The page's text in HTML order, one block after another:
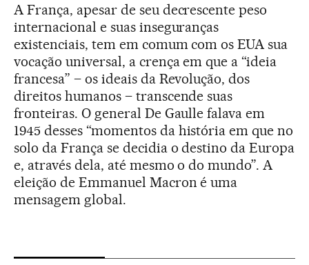
A França, apesar de seu decrescente peso
internacional e suas inseguranças
existenciais, tem em comum com os EUA sua
vocação universal, a crença em que a “ideia
francesa” – os ideais da Revolução, dos
direitos humanos – transcende suas
fronteiras. O general De Gaulle falava em
1945 desses “momentos da história em que no
solo da França se decidia o destino da Europa
e, através dela, até mesmo o do mundo”. A
eleição de Emmanuel Macron é uma
mensagem global.